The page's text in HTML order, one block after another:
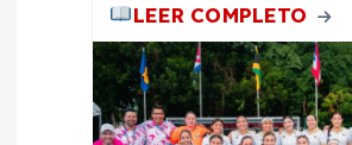
LEER COMPLETO